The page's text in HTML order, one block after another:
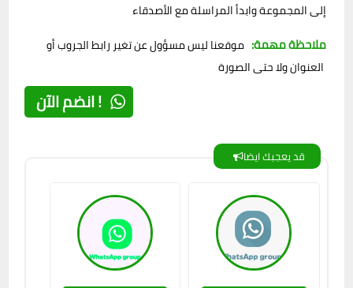
ملاحظة مهمة: موقعنا ليس مسؤول عن تغير رابط الجروب أو
انضم الآن !
قد يعجبك ايضا